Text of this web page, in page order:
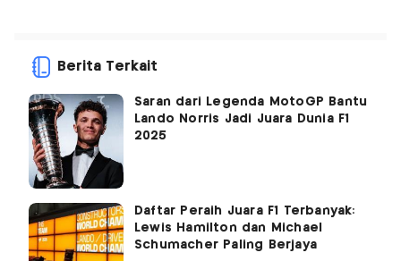
Berita Terkait
Saran dari Legenda MotoGP Bantu
Lando Norris Jadi Juara Dunia F1
2025
Daftar Peraih Juara F1 Terbanyak:
Lewis Hamilton dan Michael
Schumacher Paling Berjaya